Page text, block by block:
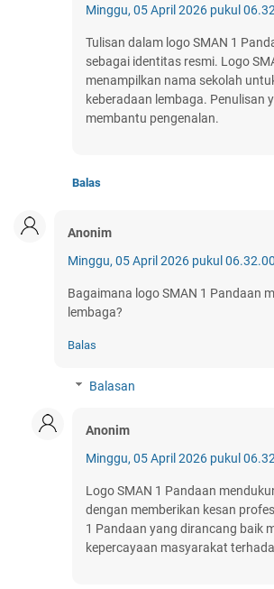
Minggu, 05 April 2026 pukul
Tulisan dalam logo SMAN 1
sebagai identitas resmi. Logo
menampilkan nama sekolah
keberadaan lembaga. Penulisan
membantu pengenalan.
Balas
Anonim
Minggu, 05 April 2026 pukul
Bagaimana logo SMAN 1 Pandaan
lembaga?
Balas
Balasan
Anonim
Minggu, 05 April 2026 pukul
Logo SMAN 1 Pandaan
dengan memberikan kesan
1 Pandaan yang dirancang baik
kepercayaan masyarakat